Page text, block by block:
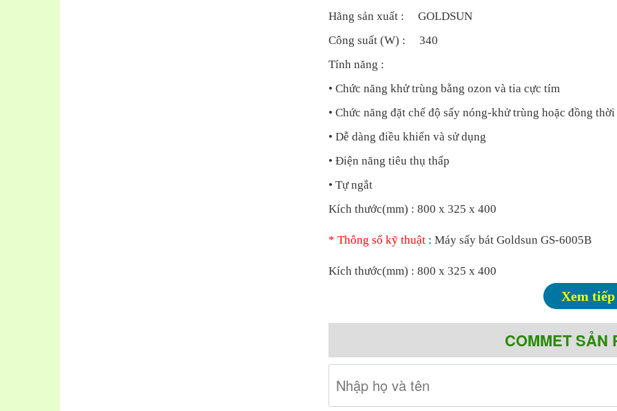
Hãng sản xuất : GOLDSUN
Công suất (W) : 340
Tính năng :
• Chức năng khử trùng bằng ozon và tia cực tím
• Chức năng đặt chế độ sấy nóng-khử trùng hoặc đồng
• Dễ dàng điều khiển và sử dụng
• Điện năng tiêu thụ thấp
• Tự ngắt
Kích thước(mm) : 800 x 325 x 400
* Thông số kỹ thuật : Máy sấy bát Goldsun GS-6005B
Kích thước(mm) : 800 x 325 x 400
: Siêu thị Bếp từ nhập khẩu là đại lý cấp 1 của
công ty. Quý khách mua hàng tại Siêu thị Bếp từ nhập
lượng hàng hóa và hưởng chính sách bảo hành tốt nhất.
Xem tiếp
COMMET SẢN